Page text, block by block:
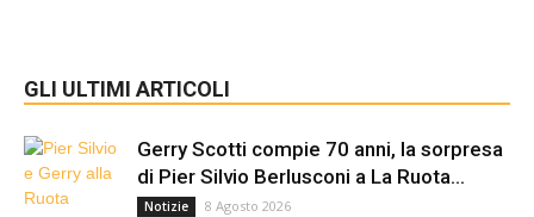
GLI ULTIMI ARTICOLI
Gerry Scotti compie 70 anni, la sorpresa
di Pier Silvio Berlusconi a La Ruota...
Notizie 8 Agosto 2026